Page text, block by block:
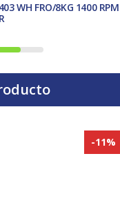
WH FRO/8KG 1400 RPM
-11%